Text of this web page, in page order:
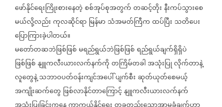
ဖော်နိုင်ရေးကြိုးစားနေတဲ့စစ်အုပ်စုအတွက်တဆင့်တိုးနီးကပ်သွားစေ
မယ်လို့လည်းကုလဆိုင်ရာမြန်မာသံအမတ်ကြီကထပ်ပြီး သတိပေး
ပြောကြားခဲ့ပါတယ်။
မတော်တဆဘဲဖြစ်ဖြစ်မရည်ရွယ်ဘဲဖြစ်ဖြစ်ရည်ရွယ်ချက်ရှိရှိပဲ
ဖြစ်ဖြစ်နျူကလီးယားလက်နက်ကိုတကြိမ်တခါအသုံးပြုလိုက်တာနဲ့
လူတွေနဲ့သဘာဝပတ်ဝန်းကျင်အပေါ်ပျက်စီးဆုတ်ယုတ်စေမယ့်
အကျိုးဆက်တွေ ဖြစ်လာနိုင်တာကြောင့်နျူကလီးယားလက်နက်